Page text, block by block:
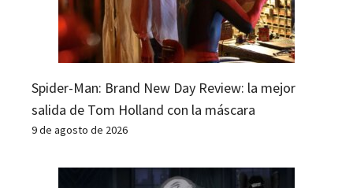
Spider-Man: Brand New Day Review: la mejor
salida de Tom Holland con la máscara
9 de agosto de 2026